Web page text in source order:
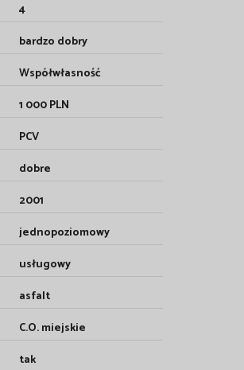
4
bardzo dobry
Współwłasność
1 000 PLN
PCV
dobre
2001
jednopoziomowy
usługowy
asfalt
C.O. miejskie
tak